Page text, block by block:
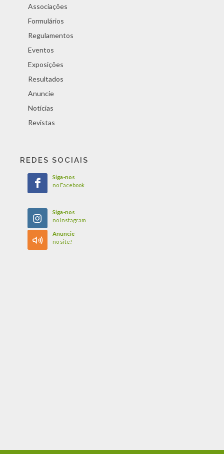
Associações
Formulários
Regulamentos
Eventos
Exposições
Resultados
Anuncie
Notícias
Revistas
REDES SOCIAIS
Siga-nos
no Facebook
Siga-nos
no Instagram
Anuncie
no site!